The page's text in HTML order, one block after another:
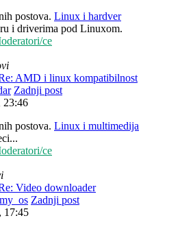
Linux i hardver
i driverima pod Linuxom.
ce
AMD i linux kompatibilnost
Zadnji post
23:46
Linux i multimedija
ce
Video downloader
Zadnji post
17:45